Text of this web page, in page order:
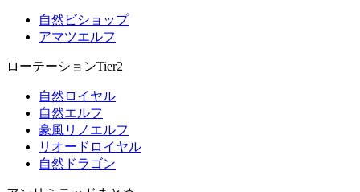
自然ビショップ
アマツエルフ
ローテーションTier2
自然ロイヤル
自然エルフ
豪風リノエルフ
リオードロイヤル
自然ドラゴン